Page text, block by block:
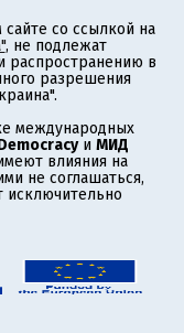
со ссылкой на
, не подлежат
распространению в
разрешения
международных
и МИД
влияния на
не соглашаться,
исключительно